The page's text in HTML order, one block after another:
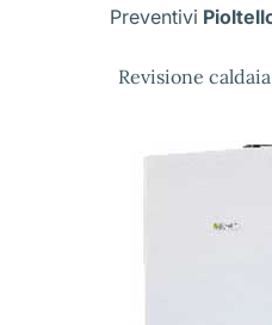
Preventivi
Revisione